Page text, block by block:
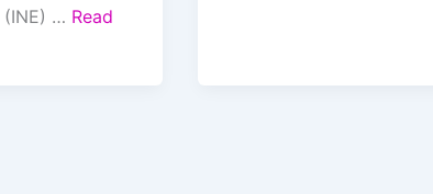
… Read